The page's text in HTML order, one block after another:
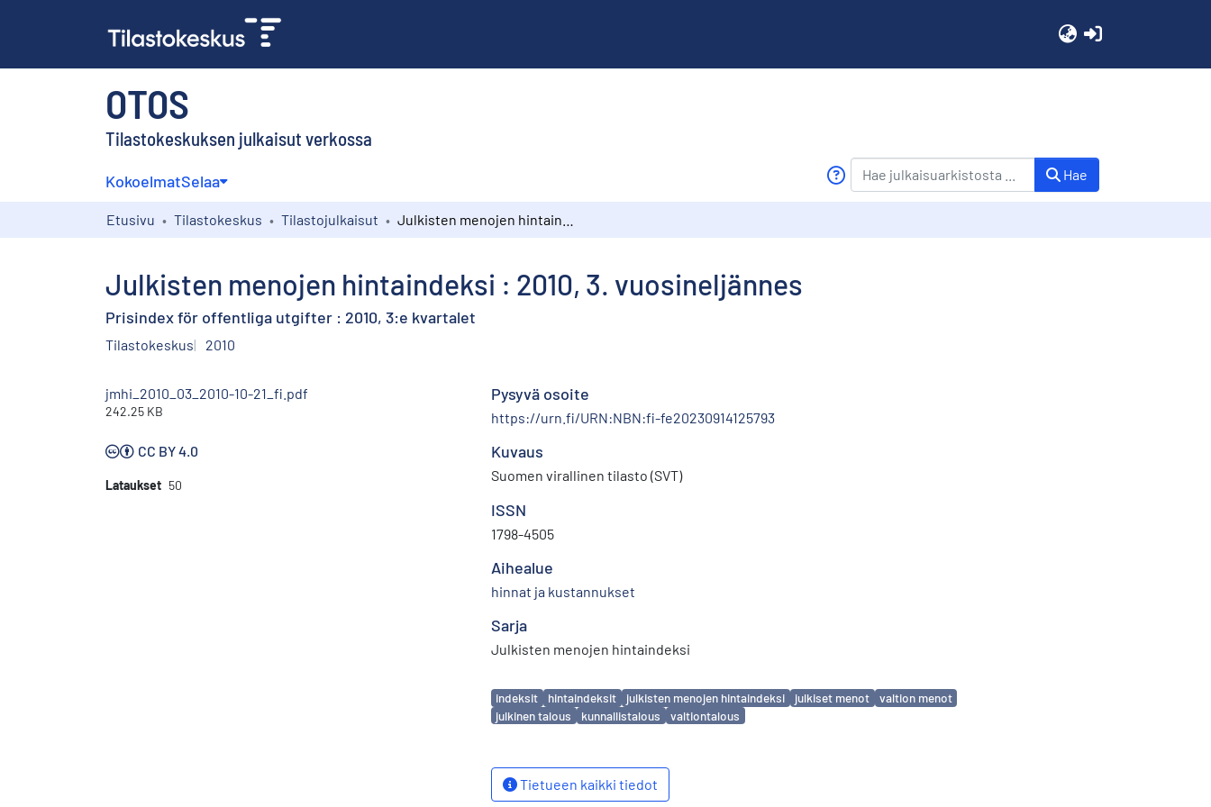
OTOS
Tilastokeskuksen julkaisut verkossa
KokoelmatSelaa Hae
Etusivu Tilastokeskus Tilastojulkaisut
Julkisten menojen hintaindeksi : 2010, 3. vuosineljännes
Prisindex för offentliga utgifter : 2010, 3:e kvartalet
Tilastokeskus 2010
jmhi_2010_03_2010-10-21_fi.pdf
242.25 KB
CC BY 4.0
Lataukset 50
Pysyvä osoite
https://urn.fi/URN:NBN:fi-fe20230914125793
Kuvaus
Suomen virallinen tilasto (SVT)
ISSN
1798-4505
Aihealue
hinnat ja kustannukset
Sarja
Julkisten menojen hintaindeksi
Avainsanat
indeksit hintaindeksit julkisten menojen hintaindeksi julkiset menot
valtion menot
julkinen talous
kunnallistalous valtiontalous
Tietueen kaikki tiedot